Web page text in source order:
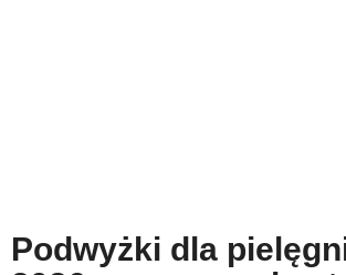
Podwyżki dla